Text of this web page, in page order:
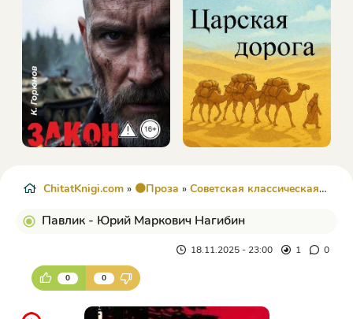
ChitatKnigi.com » 🟠Проза » Советская классическая проза
Павлик - Юрий Маркович Нагибин
18.11.2025 - 23:00 1 0
0 0